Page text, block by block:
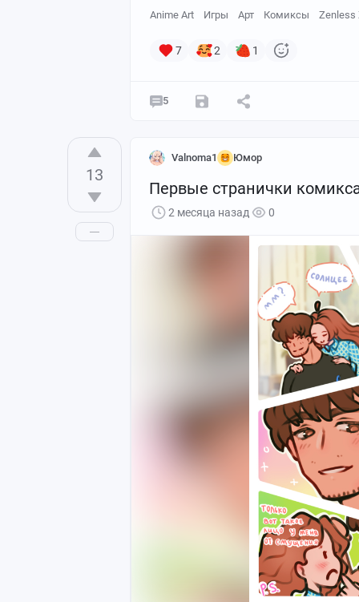
Anime Art Игры Арт Комиксы Zenless
7 2 1
5
13
Valnoma1 Юмор
Первые странички
2 месяца назад 0